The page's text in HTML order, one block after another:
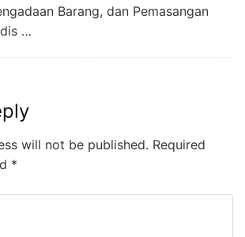
Barang, dan Pemasangan
…
will not be published. Required
*